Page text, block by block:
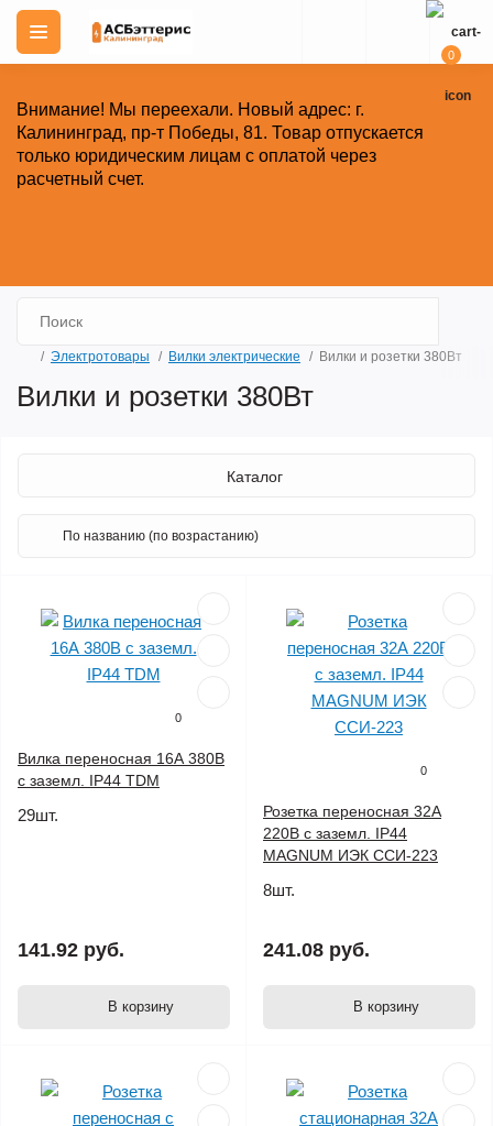
Внимание! Мы переехали. Новый адрес: г.
Калининград, пр-т Победы, 81. Товар отпускается
только юридическим лицам с оплатой через
расчетный счет.
0
Электротовары Вилки электрические Вилки и розетки 380Вт
Вилки и розетки 380Вт
Каталог
0
Вилка переносная 16А 380В
с заземл. IP44 TDM
29шт.
141.92 руб.
В корзину
0
Розетка переносная 32А
220В с заземл. IP44
MAGNUM ИЭК ССИ-223
8шт.
241.08 руб.
В корзину